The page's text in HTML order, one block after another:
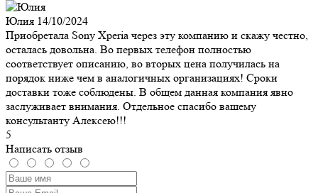
Юлия 14/10/2024
Приобретала Sony Xperia через эту компанию и скажу честно,
осталась довольна. Во первых телефон полностью
соответствует описанию, во вторых цена получилась на
порядок ниже чем в аналогичных организациях! Сроки
доставки тоже соблюдены. В общем данная компания явно
заслуживает внимания. Отдельное спасибо вашему
консультанту Алексею!!!
5
Написать отзыв